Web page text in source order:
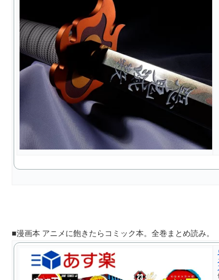
■漫画本 アニメに飽きたらコミック本。全巻まとめ読み。